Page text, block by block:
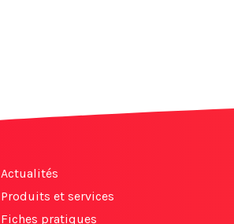
Actualités
Produits et services
Fiches pratiques